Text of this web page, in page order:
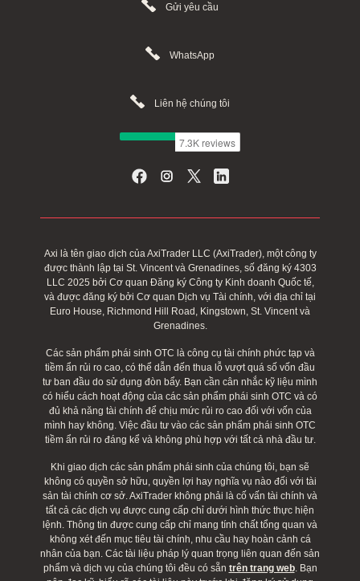
Gửi yêu cầu
WhatsApp
Liên hệ chúng tôi
Axi là tên giao dịch của AxiTrader LLC (AxiTrader), một công ty
được thành lập tại St. Vincent và Grenadines, số đăng ký 4303
LLC 2025 bởi Cơ quan Đăng ký Công ty Kinh doanh Quốc tế,
và được đăng ký bởi Cơ quan Dịch vụ Tài chính, với địa chỉ tại
Euro House, Richmond Hill Road, Kingstown, St. Vincent và
Grenadines.
Các sản phẩm phái sinh OTC là công cụ tài chính phức tạp và
tiềm ẩn rủi ro cao, có thể dẫn đến thua lỗ vượt quá số vốn đầu
tư ban đầu do sử dụng đòn bẩy. Bạn cần cân nhắc kỹ liệu mình
có hiểu cách hoạt động của các sản phẩm phái sinh OTC và có
đủ khả năng tài chính để chịu mức rủi ro cao đối với vốn của
mình hay không. Việc đầu tư vào các sản phẩm phái sinh OTC
tiềm ẩn rủi ro đáng kể và không phù hợp với tất cả nhà đầu tư.
Khi giao dịch các sản phẩm phái sinh của chúng tôi, bạn sẽ
không có quyền sở hữu, quyền lợi hay nghĩa vụ nào đối với tài
sản tài chính cơ sở. AxiTrader không phải là cố vấn tài chính và
tất cả các dịch vụ được cung cấp chỉ dưới hình thức thực hiện
lệnh. Thông tin được cung cấp chỉ mang tính chất tổng quan và
không xét đến mục tiêu tài chính, nhu cầu hay hoàn cảnh cá
nhân của bạn. Các tài liệu pháp lý quan trọng liên quan đến sản
phẩm và dịch vụ của chúng tôi đều có sẵn trên trang web. Bạn